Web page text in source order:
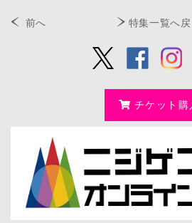
前へ 特集一覧へ戻
チケット購